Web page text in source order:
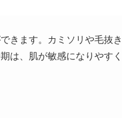
きます。カミソリや毛抜
は、肌が敏感になりやす